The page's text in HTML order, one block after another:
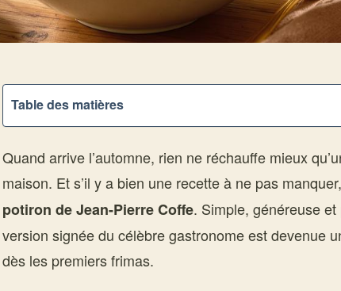
Table des matières
Quand arrive l’automne, rien ne réchauffe mieux
maison. Et s’il y a bien une recette à ne pas
potiron de Jean-Pierre Coffe. Simple, généreuse
version signée du célèbre gastronome est devenue
dès les premiers frimas.